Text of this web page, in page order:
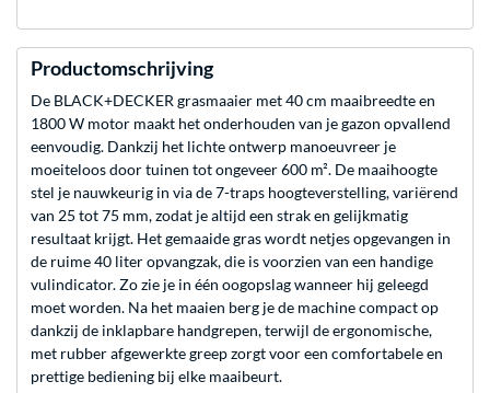
Productomschrijving
De BLACK+DECKER grasmaaier met 40 cm maaibreedte en
1800 W motor maakt het onderhouden van je gazon opvallend
eenvoudig. Dankzij het lichte ontwerp manoeuvreer je
moeiteloos door tuinen tot ongeveer 600 m². De maaihoogte
stel je nauwkeurig in via de 7-traps hoogteverstelling, variërend
van 25 tot 75 mm, zodat je altijd een strak en gelijkmatig
resultaat krijgt. Het gemaaide gras wordt netjes opgevangen in
de ruime 40 liter opvangzak, die is voorzien van een handige
vulindicator. Zo zie je in één oogopslag wanneer hij geleegd
moet worden. Na het maaien berg je de machine compact op
dankzij de inklapbare handgrepen, terwijl de ergonomische,
met rubber afgewerkte greep zorgt voor een comfortabele en
prettige bediening bij elke maaibeurt.